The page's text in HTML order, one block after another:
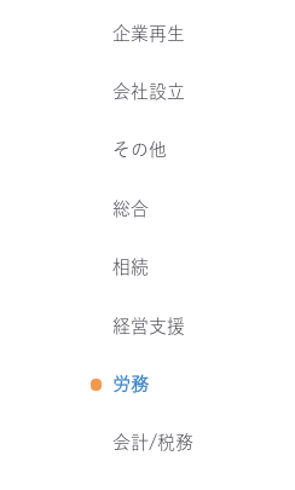
企業再生
会社設立
その他
総合
相続
経営支援
労務
会計/税務